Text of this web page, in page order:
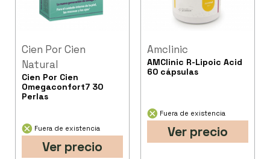
Cien Por Cien
Natural
Cien Por Cien
Omegaconfort7 30
Perlas
Fuera de existencia
Ver precio
Amclinic
AMClinic R-Lipoic Acid
60 cápsulas
Fuera de existencia
Ver precio